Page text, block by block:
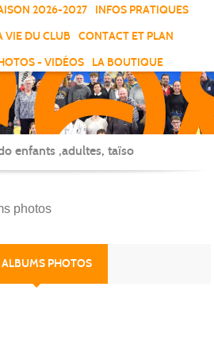
2026-2027
INFOS PRATIQUES
VIE DU CLUB
CONTACT ET PLAN
- VIDÉOS
LA BOUTIQUE
-
-
enfants ,adultes, taïso
photos
ALBUMS PHOTOS